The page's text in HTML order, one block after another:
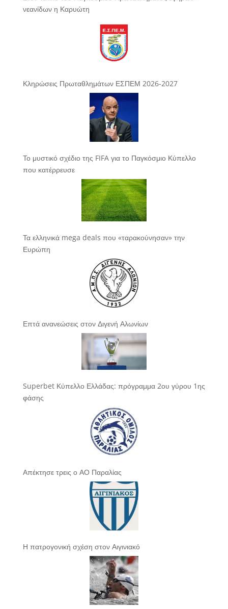
νεανίδων η Καρυώτη
Κληρώσεις Πρωταθλημάτων ΕΣΠΕΜ 2026-2027
Το μυστικό σχέδιο της FIFA για το Παγκόσμιο Κύπελλο
που κατέρρευσε
Τα ελληνικά mega deals που «ταρακούνησαν» την
Ευρώπη
Επτά ανανεώσεις στον Διγενή Αλωνίων
Superbet Κύπελλο Ελλάδας: πρόγραμμα 2ου γύρου 1ης
φάσης
Απέκτησε τρεις ο ΑΟ Παραλίας
Η πατρογονική σχέση στον Αιγινιακό